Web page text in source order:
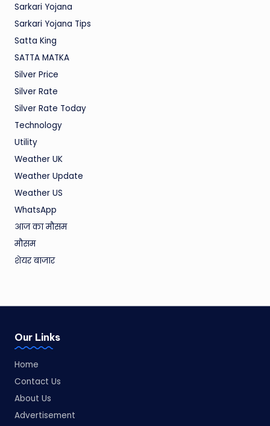
Sarkari Yojana
Sarkari Yojana Tips
Satta King
SATTA MATKA
Silver Price
Silver Rate
Silver Rate Today
Technology
Utility
Weather UK
Weather Update
Weather US
WhatsApp
आज का मौसम
मौसम
शेयर बाजार
Our Links
Home
Contact Us
About Us
Advertisement